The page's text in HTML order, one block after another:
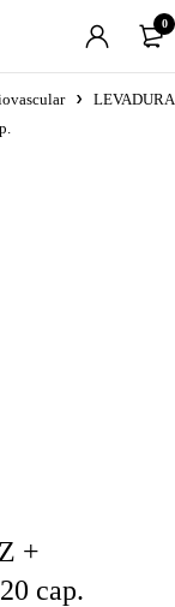
0
LEVADURA
+
cap.